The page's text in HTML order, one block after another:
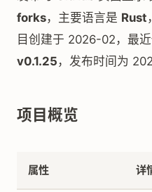
forks，主要语言是 Rust
目创建于 2026-02，最
v0.1.25 ，发布时间为
项目概览
属性 详